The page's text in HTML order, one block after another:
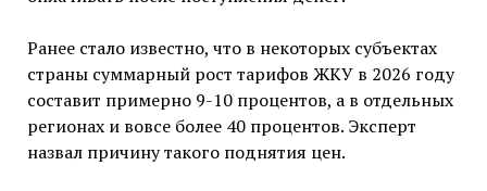
Ранее стало известно, что в некоторых субъектах
страны суммарный рост тарифов ЖКУ в 2026 году
составит примерно 9-10 процентов, а в отдельных
регионах и вовсе более 40 процентов. Эксперт
назвал причину такого поднятия цен.